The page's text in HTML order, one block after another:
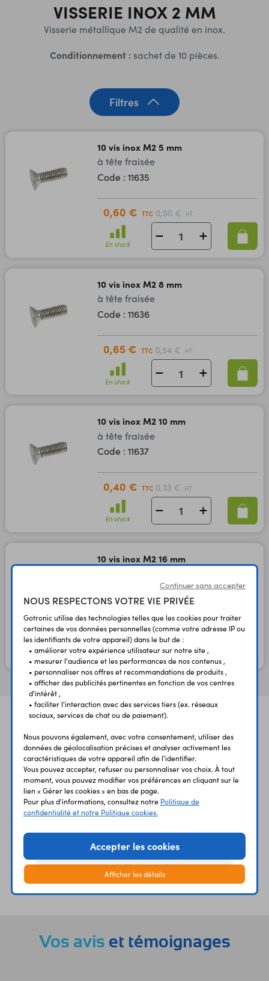
VISSERIE INOX 2 MM
Visserie métallique M2 de qualité en inox.
Conditionnement : sachet de 10 pièces.
Filtres
10 vis inox M2 5 mm
à tête fraisée
Code : 11635
0,60 € TTC 0,50 € HT
En stock
10 vis inox M2 8 mm
à tête fraisée
Code : 11636
0,65 € TTC 0,54 € HT
En stock
10 vis inox M2 10 mm
à tête fraisée
Code : 11637
0,40 € TTC 0,33 € HT
En stock
10 vis inox M2 16 mm
0,45 € TTC 0,38 € HT
En stock
UNE QUESTION?
UN CONSEIL?
PAIEMENT
SÉCURISÉ
LIVRAISON
Vos avis et témoignages
Continuer sans accepter
NOUS RESPECTONS VOTRE VIE PRIVÉE
Gotronic utilise des technologies telles que les cookies pour traiter
certaines de vos données personnelles (comme votre adresse IP ou
les identifiants de votre appareil) dans le but de :
• améliorer votre expérience utilisateur sur notre site ,
• mesurer l'audience et les performances de nos contenus ,
• personnaliser nos offres et recommandations de produits ,
• afficher des publicités pertinentes en fonction de vos centres
d'intérêt ,
• faciliter l'interaction avec des services tiers (ex. réseaux
sociaux, services de chat ou de paiement).
Nous pouvons également, avec votre consentement, utiliser des
données de géolocalisation précises et analyser activement les
caractéristiques de votre appareil afin de l'identifier.
Vous pouvez accepter, refuser ou personnaliser vos choix. À tout
moment, vous pouvez modifier vos préférences en cliquant sur le
lien « Gérer les cookies » en bas de page.
Pour plus d'informations, consultez notre Politique de
confidentialité et notre Politique cookies.
Accepter les cookies
Afficher les détails